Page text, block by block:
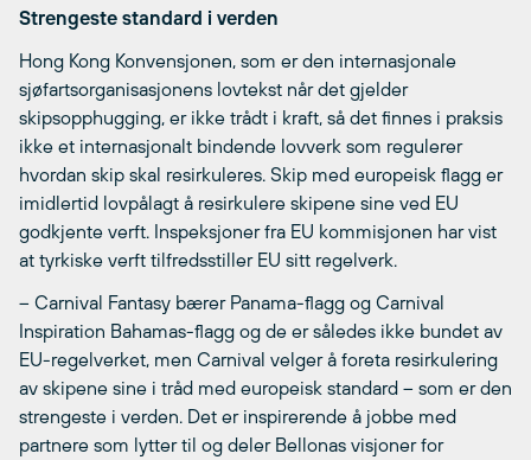
Strengeste standard i verden
Hong Kong Konvensjonen, som er den internasjonale
sjøfartsorganisasjonens lovtekst når det gjelder
skipsopphugging, er ikke trådt i kraft, så det finnes i praksis
ikke et internasjonalt bindende lovverk som regulerer
hvordan skip skal resirkuleres. Skip med europeisk flagg er
imidlertid lovpålagt å resirkulere skipene sine ved EU
godkjente verft. Inspeksjoner fra EU kommisjonen har vist
at tyrkiske verft tilfredsstiller EU sitt regelverk.
– Carnival Fantasy bærer Panama-flagg og Carnival
Inspiration Bahamas-flagg og de er således ikke bundet av
EU-regelverket, men Carnival velger å foreta resirkulering
av skipene sine i tråd med europeisk standard – som er den
strengeste i verden. Det er inspirerende å jobbe med
partnere som lytter til og deler Bellonas visjoner for